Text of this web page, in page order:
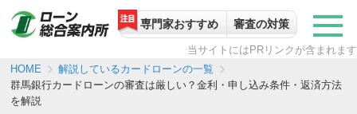
専門家おすすめ 審査の対策
当サイトにはPRリンクが含まれます
HOME
解説しているカードローンの一覧
群馬銀行カードローンの審査は厳しい？金利・申し込み条件・返済方法
を解説